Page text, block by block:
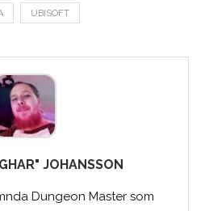
UBISOFT
JOHANSSON
Dungeon Master som